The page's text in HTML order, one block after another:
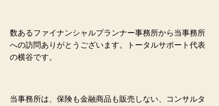
数あるファイナンシャルプランナー事務所から当事務所
への訪問ありがとうございます。トータルサポート代表
の横谷です。
当事務所は、保険も金融商品も販売しない、コンサルタ